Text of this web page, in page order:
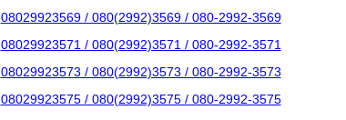
08029923569 / 080(2992)3569 / 080-2992-3569
08029923571 / 080(2992)3571 / 080-2992-3571
08029923573 / 080(2992)3573 / 080-2992-3573
08029923575 / 080(2992)3575 / 080-2992-3575